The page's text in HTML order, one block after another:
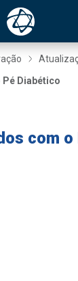
Diabético
com o